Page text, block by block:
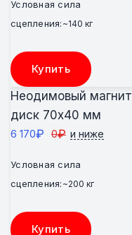
Условная сила
сцепления: ~140 кг
Купить
Неодимовый магнит
диск 70х40 мм
6 170₽ 0₽ и ниже
Условная сила
сцепления: ~200 кг
Купить